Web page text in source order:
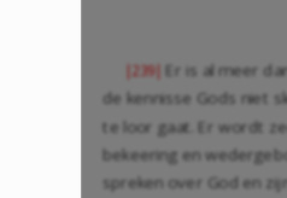
|239| Er is al meer
de kennisse Gods niet
te loor gaat. Er wordt
bekeering en
spreken over God en